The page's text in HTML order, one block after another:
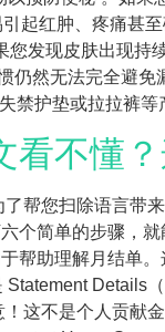
红肿、疼痛甚
发现皮肤出现
然无法完全避
护垫或拉拉裤
不懂
帮您扫除语言带
个简单的步骤，
帮助理解月结单
Details
这不是个人贡献